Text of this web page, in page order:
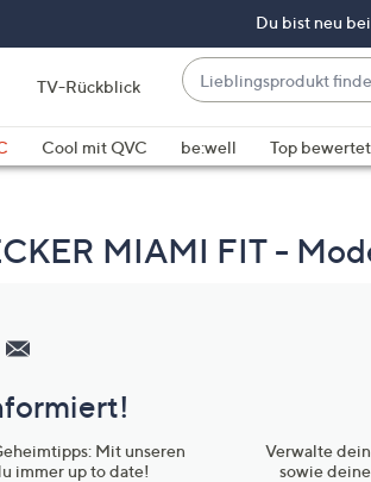
Du bist neu
TV-Rückblick
Lieblingsprodukt
finden
Vorschläge
verfügbar
Sie
unten
Cool mit QVC be:well Top bewertet
MIAMI FIT -
Mit unseren
immer up to date!
Verwalte
sowie